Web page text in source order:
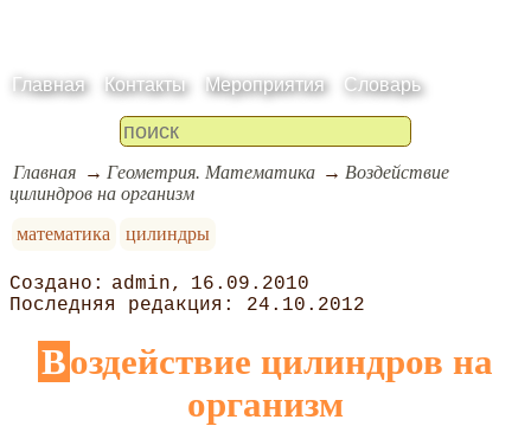
Главная Контакты Мероприятия Словарь
Главная Геометрия. Математика
Воздействие
цилиндров на организм
математика
цилиндры
admin
16.09.2010
24.10.2012
Воздействие цилиндров на
организм